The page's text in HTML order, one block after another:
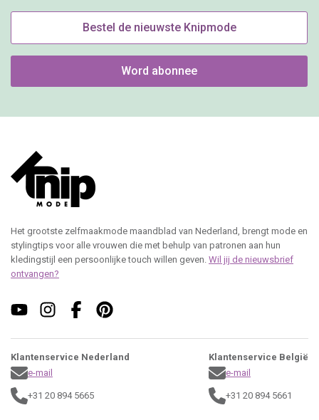
Bestel de nieuwste Knipmode
Word abonnee
Het grootste zelfmaakmode maandblad van Nederland, brengt mode en
stylingtips voor alle vrouwen die met behulp van patronen aan hun
kledingstijl een persoonlijke touch willen geven. Wil jij de nieuwsbrief
ontvangen?
Klantenservice Nederland
e-mail
+31 20 894 5665
Klantenservice België
e-mail
+31 20 894 5661